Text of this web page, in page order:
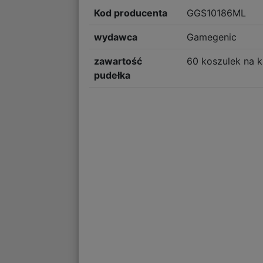
Kod producenta GGS10186ML
wydawca Gamegenic
zawartość
pudełka
60 koszulek na